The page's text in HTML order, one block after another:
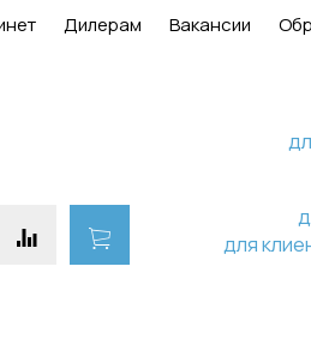
Дилерам Вакансии
для